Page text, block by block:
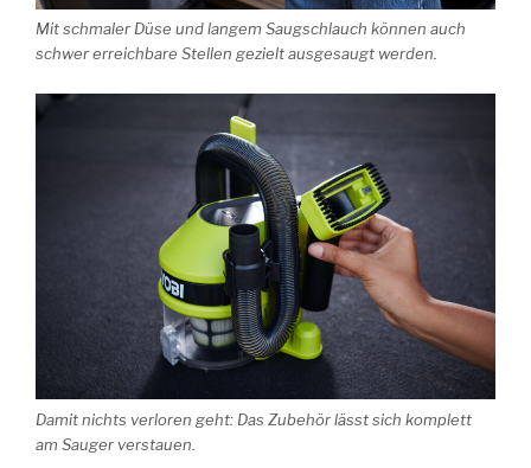
Mit schmaler Düse und langem Saugschlauch können auch
schwer erreichbare Stellen gezielt ausgesaugt werden.
Damit nichts verloren geht: Das Zubehör lässt sich komplett
am Sauger verstauen.